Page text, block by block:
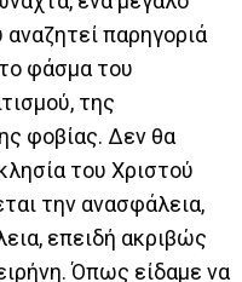
παρηγοριά
φάσμα του
της
φοβίας. Δεν θα
του Χριστού
την ανασφάλεια,
επειδή ακριβώς
Όπως είδαμε να